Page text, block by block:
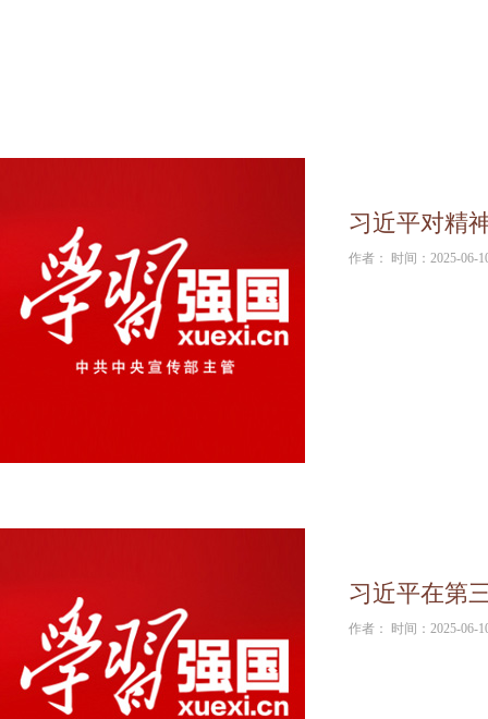
习近平对精
作者： 时间：2025-06-
习近平在第
作者： 时间：2025-06-